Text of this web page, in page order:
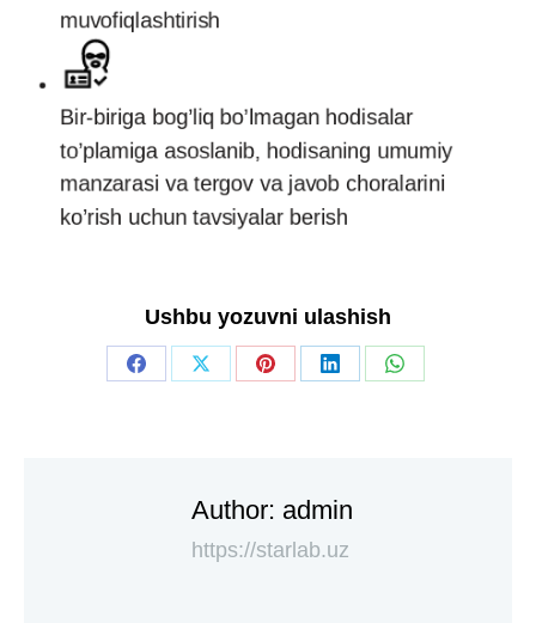
muvofiqlashtirish
Bir-biriga bog’liq bo’lmagan hodisalar
to’plamiga asoslanib, hodisaning umumiy
manzarasi va tergov va javob choralarini
ko’rish uchun tavsiyalar berish
Ushbu yozuvni ulashish
Author: admin
https://starlab.uz